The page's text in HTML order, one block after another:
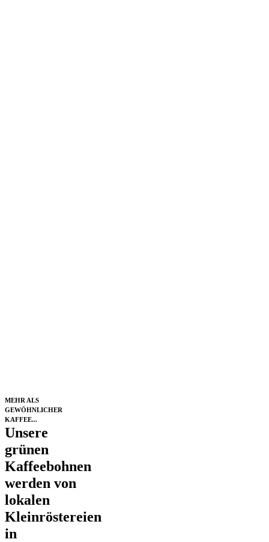
MEHR ALS
GEWÖHNLICHER
KAFFEE...
Unsere
grünen
Kaffeebohnen
werden von
lokalen
Kleinröstereien
in